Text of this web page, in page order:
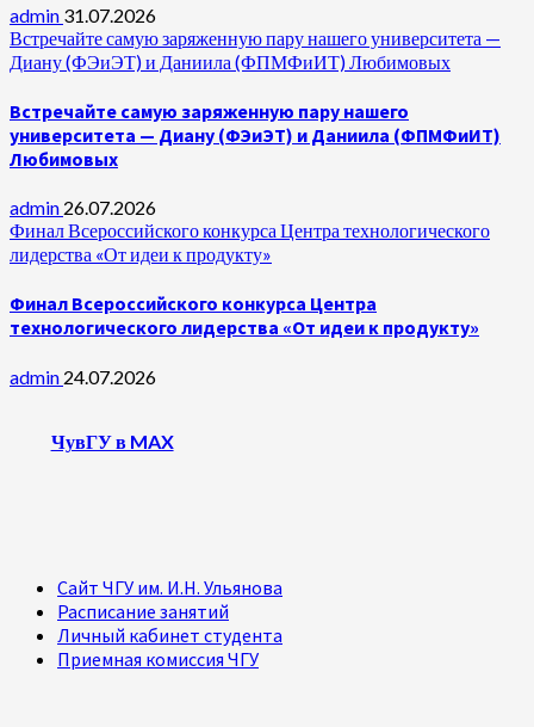
admin 31.07.2026
Встречайте самую заряженную пару нашего университета —
Диану (ФЭиЭТ) и Даниила (ФПМФиИТ) Любимовых
Встречайте самую заряженную пару нашего
университета — Диану (ФЭиЭТ) и Даниила (ФПМФиИТ)
Любимовых
admin 26.07.2026
Финал Всероссийского конкурса Центра технологического
лидерства «От идеи к продукту»
Финал Всероссийского конкурса Центра
технологического лидерства «От идеи к продукту»
admin 24.07.2026
ЧувГУ в MAX
Сайт ЧГУ им. И.Н. Ульянова
Расписание занятий
Личный кабинет студента
Приемная комиссия ЧГУ